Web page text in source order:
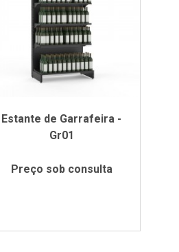
Estante de Garrafeira -
Gr01
Preço sob consulta